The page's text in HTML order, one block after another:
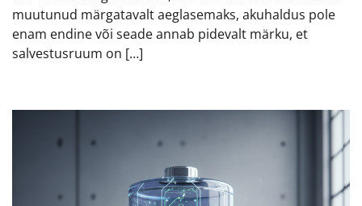
muutunud märgatavalt aeglasemaks, akuhaldus pole
enam endine või seade annab pidevalt märku, et
salvestusruum on […]